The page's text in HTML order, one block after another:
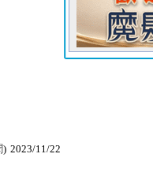
) 2023/11/22